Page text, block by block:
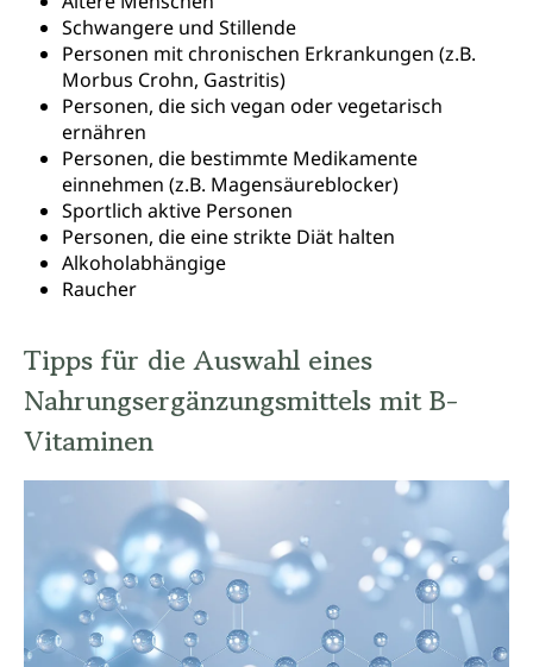
Schwangere und Stillende
Personen mit chronischen Erkrankungen (z.B.
Morbus Crohn, Gastritis)
Personen, die sich vegan oder vegetarisch
ernähren
Personen, die bestimmte Medikamente
einnehmen (z.B. Magensäureblocker)
Sportlich aktive Personen
Personen, die eine strikte Diät halten
Alkoholabhängige
Raucher
Tipps für die Auswahl eines
Nahrungsergänzungsmittels mit B-
Vitaminen